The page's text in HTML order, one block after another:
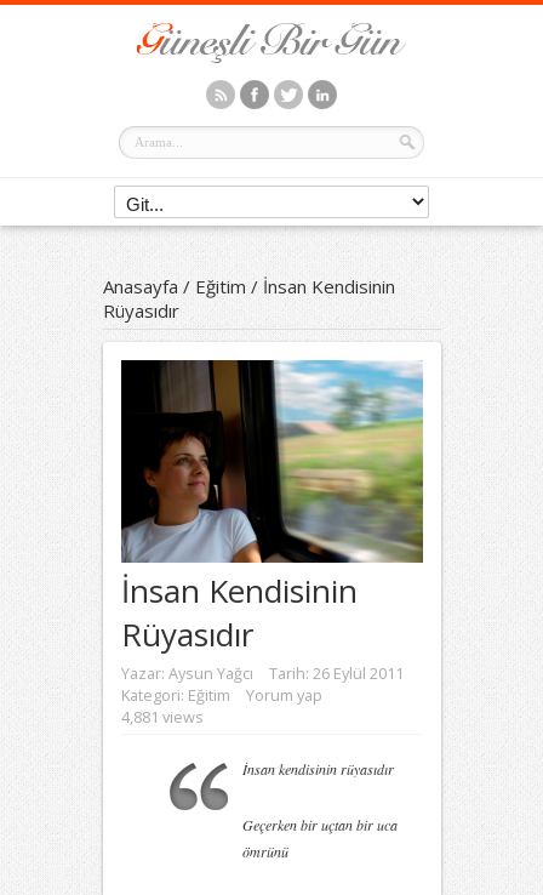
Anasayfa / Eğitim/İnsan Kendisinin
Rüyasıdır
İnsan Kendisinin
Rüyasıdır
Yazar: Aysun Yağcı
Tarih: 26 Eylül 2011
Kategori: Eğitim
Yorum yap
4,881 views
İnsan kendisinin rüyasıdır
Geçerken bir uçtan bir uca
ömrünü